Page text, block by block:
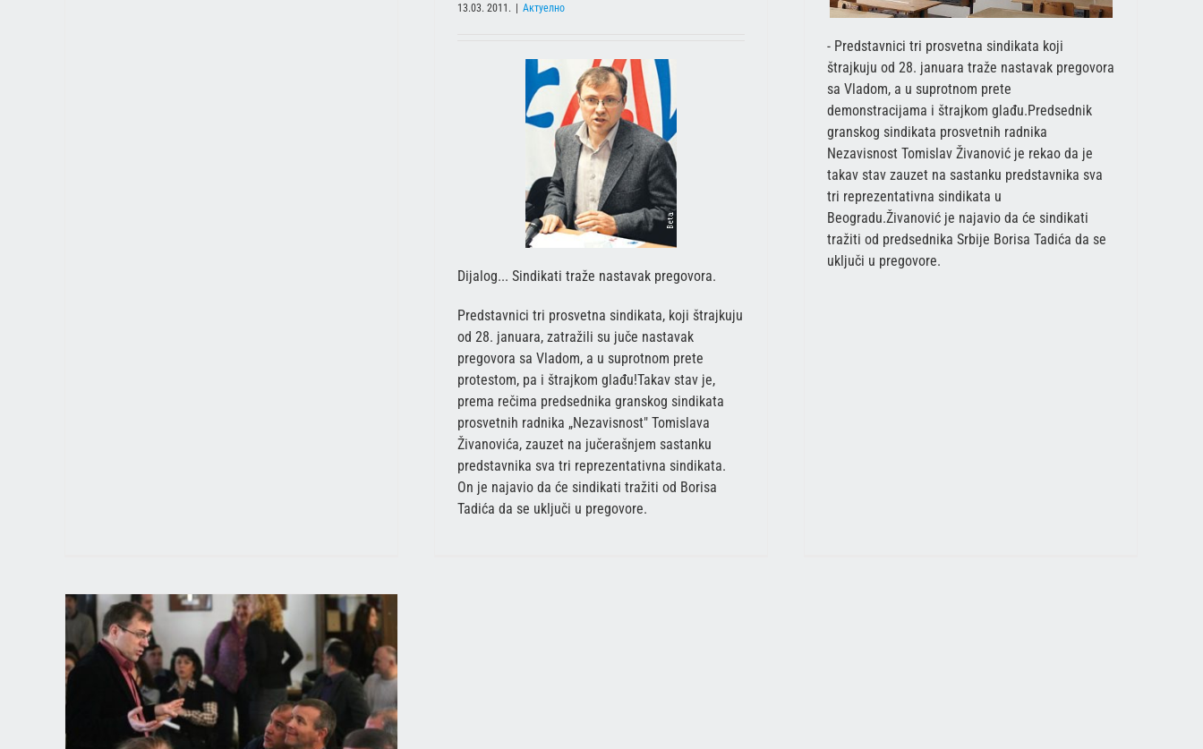
13.03. 2011. | Актуелно
Dijalog... Sindikati traže nastavak pregovora.
Predstavnici tri prosvetna sindikata, koji štrajkuju
od 28. januara, zatražili su juče nastavak
pregovora sa Vladom, a u suprotnom prete
protestom, pa i štrajkom glađu!Takav stav je,
prema rečima predsednika granskog sindikata
prosvetnih radnika „Nezavisnost" Tomislava
Živanovića, zauzet na jučerašnjem sastanku
predstavnika sva tri reprezentativna sindikata.
On je najavio da će sindikati tražiti od Borisa
Tadića da se uključi u pregovore.
- Predstavnici tri prosvetna sindikata koji
štrajkuju od 28. januara traže nastavak pregovora
sa Vladom, a u suprotnom prete
demonstracijama i štrajkom glađu.Predsednik
granskog sindikata prosvetnih radnika
Nezavisnost Tomislav Živanović je rekao da je
takav stav zauzet na sastanku predstavnika sva
tri reprezentativna sindikata u
Beogradu.Živanović je najavio da će sindikati
tražiti od predsednika Srbije Borisa Tadića da se
uključi u pregovore.